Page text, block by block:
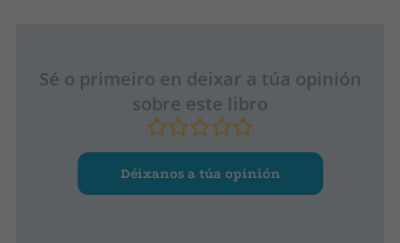
Sé o primeiro en deixar a túa opinión
sobre este libro
Déixanos a túa opinión